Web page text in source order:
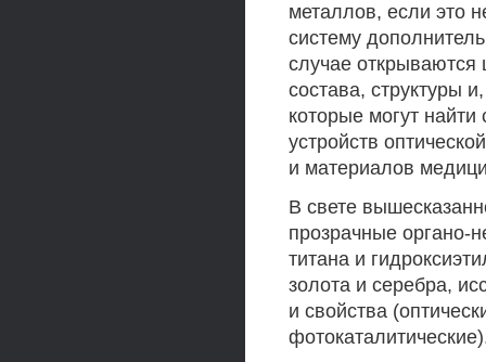
металлов, если это
систему
случае
состава, структуры
которые могут
устройств
и материалов
В свете
прозрачные органо-
титана и
золота и серебра,
и свойства